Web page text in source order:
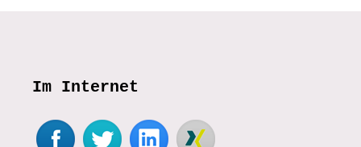
Im Internet